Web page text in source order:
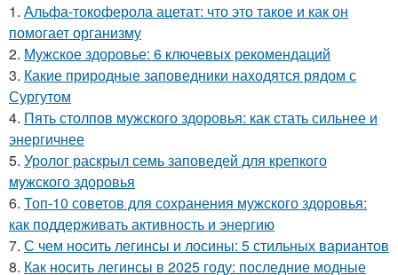
1. Альфа-токоферола ацетат: что это такое и как он
помогает организму
2. Мужское здоровье: 6 ключевых рекомендаций
3. Какие природные заповедники находятся рядом с
Сургутом
4. Пять столпов мужского здоровья: как стать сильнее и
энергичнее
5. Уролог раскрыл семь заповедей для крепкого
мужского здоровья
6. Топ-10 советов для сохранения мужского здоровья:
как поддерживать активность и энергию
7. С чем носить легинсы и лосины: 5 стильных вариантов
8. Как носить легинсы в 2025 году: последние модные